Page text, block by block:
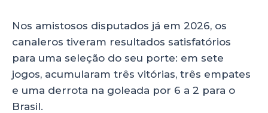
Nos amistosos disputados já em 2026, os
canaleros tiveram resultados satisfatórios
para uma seleção do seu porte: em sete
jogos, acumularam três vitórias, três empates
e uma derrota na goleada por 6 a 2 para o
Brasil.